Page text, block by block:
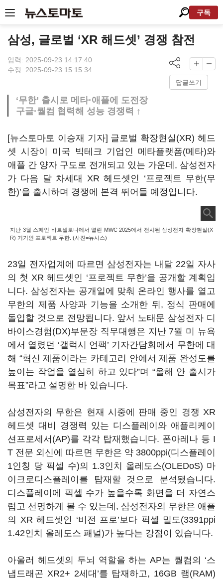
구독
삼성, 글로벌 ‘XR 해드셋’ 경쟁 참전
입력: 2025-09-23 14:17:40
수정: 2025-09-23 15:15:34
답글쓰기
‘무한’ 출시로 메타·애플에 도전장
구글·퀄컴 협력해 성능 경쟁력 ↑
[뉴스토마토 이승재 기자] 글로벌 확장현실(XR) 헤드
셋 시장이 미국 빅테크 기업인 메타플랫폼(메타)와
애플 간 양자 구도로 전개되고 있는 가운데, 삼성전자
가 다음 달 차세대 XR 헤드셋인 ‘프로젝트 무한(무
한)’을 출시하며 경쟁에 본격 뛰어들 예정입니다.
지난 3월 스페인 바르셀로나에서 열린 MWC 2025에서 전시된 삼성전자 확장현실(X
R) 기기인 프로젝트 무한. (사진=뉴시스)
23일 전자업계에 따르면 삼성전자는 내달 22일 자사
의 첫 XR 헤드셋인 ‘프로젝트 무한’을 공개할 계획입
니다. 삼성전자는 공개일에 맞춰 온라인 행사를 열고
무한의 제품 사양과 기능을 소개한 뒤, 정식 판매에
돌입할 것으로 전망됩니다. 앞서 노태문 삼성전자 디
바이스경험(DX)부문장 직무대행은 지난 7월 미 뉴욕
에서 열렸던 ‘갤럭시 언팩’ 기자간담회에서 무한에 대
해 “혁신 제품이라는 카테고리 안에서 제품 완성도를
높이는 작업을 열심히 하고 있다”며 “올해 안 출시가
목표”라고 설명한 바 있습니다.
삼성전자의 무한은 현재 시중에 판매 중인 경쟁 XR
헤드셋 대비 경쟁력 있는 디스플레이와 애플리케이
션프로세서(AP)를 각각 탑재했습니다. 폰아레나 등 I
T 전문 외신에 따르면 무한은 약 3800ppi(디스플레이
1인칭 당 픽셀 수)의 1.3인치 올레도스(OLEDoS) 마
이크로디스플레이를 탑재할 것으로 분석됐습니다.
디스플레이에 픽셀 수가 높을수록 화면을 더 자연스
럽고 선명하게 볼 수 있는데, 삼성전자의 무한은 애플
의 XR 헤드셋인 ‘비전 프로’보다 픽셀 밀도(3391ppi
1.42인치 올레도스 패널)가 높다는 강점이 있습니다.
아울러 헤드셋의 두뇌 역할을 하는 AP는 퀄컴의 ‘스
냅드래곤 XR2+ 2세대’를 탑재하고, 16GB 램(RAM)